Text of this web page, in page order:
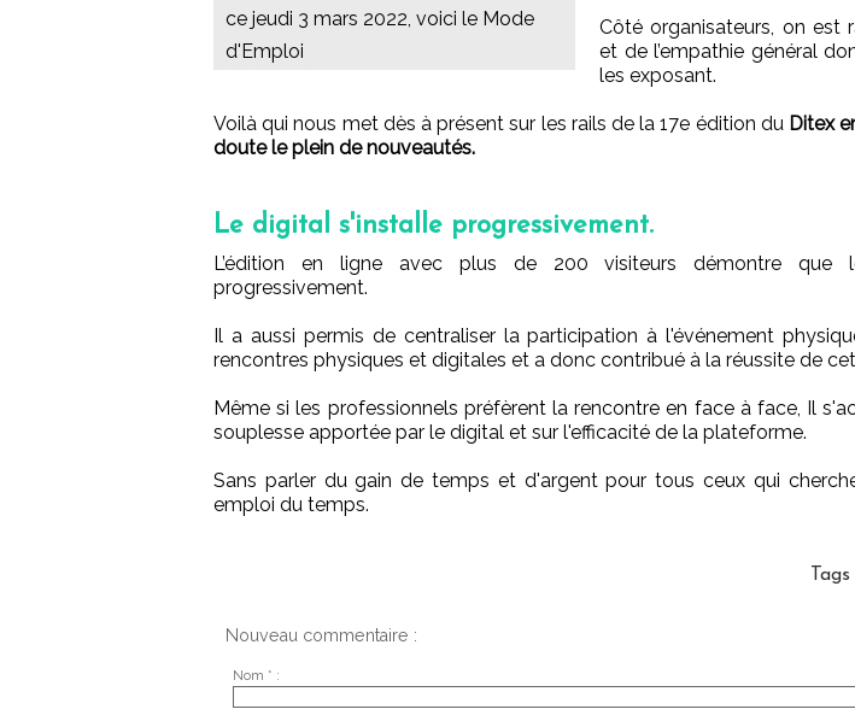
ce jeudi 3 mars 2022, voici le Mode
d'Emploi
Côté organisateurs, on est
et de l’empathie général
les exposant.
Voilà qui nous met dès à présent sur les rails de la 17e édition du Ditex
doute le plein de nouveautés.
Le digital s'installe progressivement.
L’édition en ligne avec plus de 200 visiteurs démontre que
progressivement.
Il a aussi permis de centraliser la participation à l'événement
rencontres physiques et digitales et a donc contribué à la réussite de
Même si les professionnels préfèrent la rencontre en face à face, Il
souplesse apportée par le digital et sur l'efficacité de la plateforme.
Sans parler du gain de temps et d'argent pour tous ceux qui
emploi du temps.
Tags
Nouveau commentaire :
Nom * :